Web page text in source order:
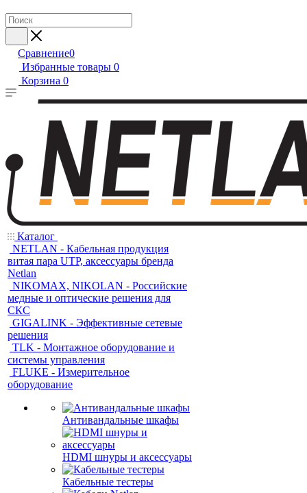
Сравнение0
Избранные товары 0
Корзина 0
Каталог
NETLAN - Кабельная продукция
витая пара UTP, аксессуары бренда
Netlan
NIKOMAX, NIKOLAN - Российские
медные и оптические решения для
СКС
GIGALINK - Эффективные сетевые
решения
TLK - Монтажное оборудование и
системы управления
FLUKE - Измерительное
оборудование
Антивандальные шкафы
HDMI шнуры и аксессуары
Кабельные тестеры